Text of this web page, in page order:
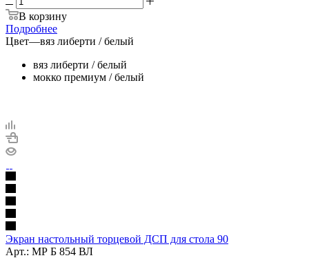
В корзину
Подробнее
Цвет—вяз либерти / белый
вяз либерти / белый
мокко премиум / белый
Экран настольный торцевой ДСП для стола 90
Арт.: МР Б 854 ВЛ